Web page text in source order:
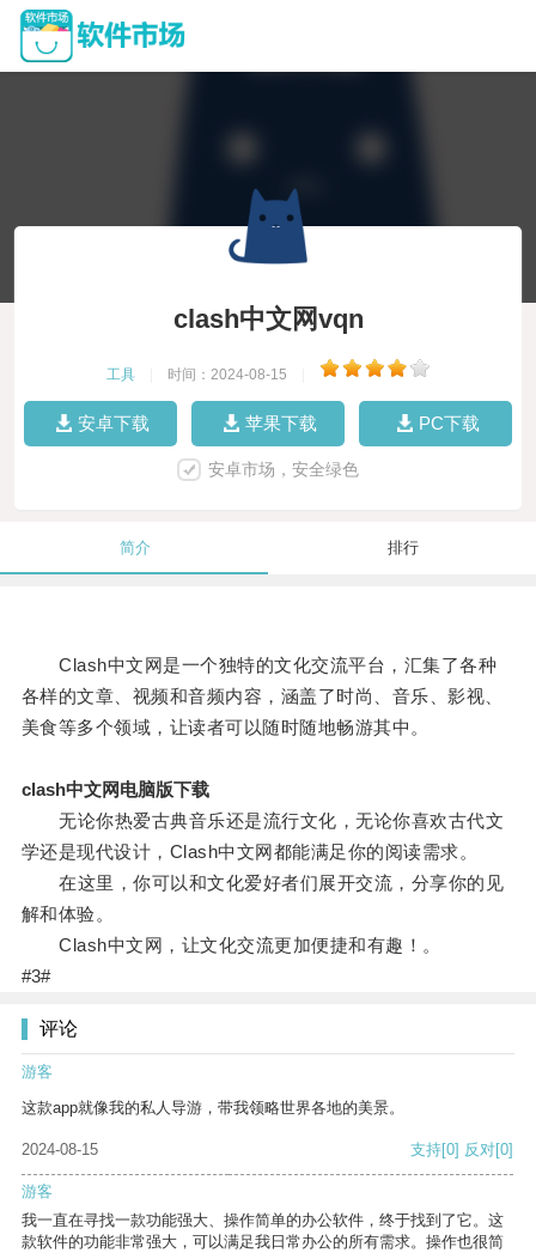
clash中文网vqn
工具 时间：2024-08-15
安卓下载 苹果下载 PC下载
安卓市场，安全绿色
简介 排行
Clash中文网是一个独特的文化交流平台，汇集了各种
各样的文章、视频和音频内容，涵盖了时尚、音乐、影视、
美食等多个领域，让读者可以随时随地畅游其中。
clash中文网电脑版下载
无论你热爱古典音乐还是流行文化，无论你喜欢古代文
学还是现代设计，Clash中文网都能满足你的阅读需求。
在这里，你可以和文化爱好者们展开交流，分享你的见
解和体验。
Clash中文网，让文化交流更加便捷和有趣！。
#3#
评论
游客
这款app就像我的私人导游，带我领略世界各地的美景。
2024-08-15 支持[0] 反对[0]
游客
我一直在寻找一款功能强大、操作简单的办公软件，终于找到了它。这
款软件的功能非常强大，可以满足我日常办公的所有需求。操作也很简